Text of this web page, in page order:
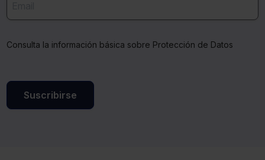
Consulta la información básica sobre Protección de Datos
Suscribirse